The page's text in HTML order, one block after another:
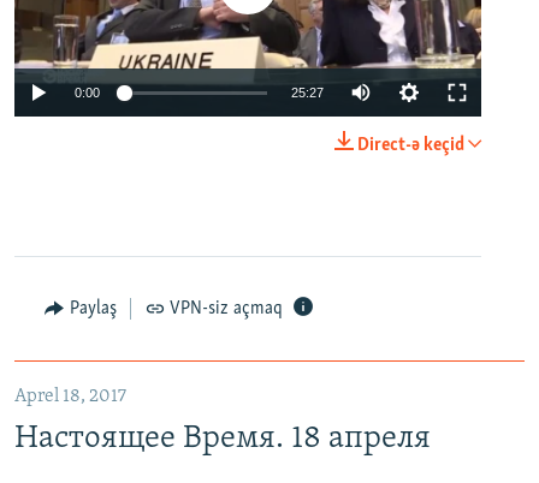
0:00 25:27
Direct-ə keçid
Paylaş VPN-siz açmaq
Aprel 18, 2017
Настоящее Время. 18 апреля